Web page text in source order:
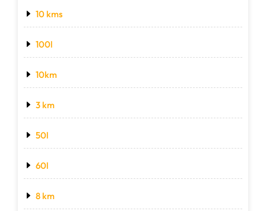
10 kms
100l
10km
3 km
50l
60l
8 km